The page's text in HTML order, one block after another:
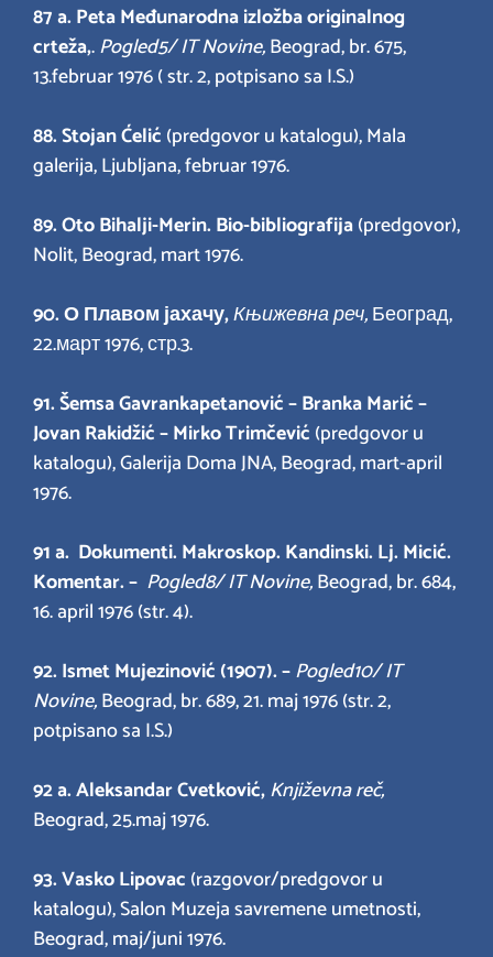
87 a. Peta Međunarodna izložba originalnog
crteža,.Pogled5/ IT Novine,Beograd, br. 675,
13.februar 1976 ( str. 2, potpisano sa I.S.)
88.Stojan Ćelić (predgovor u katalogu), Mala
galerija, Ljubljana, februar 1976.
89. Oto Bihalji-Merin. Bio-bibliografija(predgovor),
Nolit, Beograd, mart 1976.
90.О Плавом јахачу,Књижевна реч,Београд,
22.март 1976, стр.3.
91.Šemsa Gavrankapetanović – Branka Marić –
Jovan Rakidžić – Mirko Trimčević (predgovor u
katalogu), Galerija Doma JNA, Beograd, mart-april
1976.
91 a. Dokumenti. Makroskop. Kandinski. Lj. Micić.
Komentar. – Pogled8/ IT Novine,Beograd, br. 684,
16. april 1976 (str. 4).
92. Ismet Mujezinović (1907). –Pogled10/ IT
Novine,Beograd, br. 689, 21. maj 1976 (str. 2,
potpisano sa I.S.)
92 a.Aleksandar Cvetković,Književna reč,
Beograd, 25.maj 1976.
93. Vasko Lipovac (razgovor/predgovor u
katalogu), Salon Muzeja savremene umetnosti,
Beograd, maj/juni 1976.